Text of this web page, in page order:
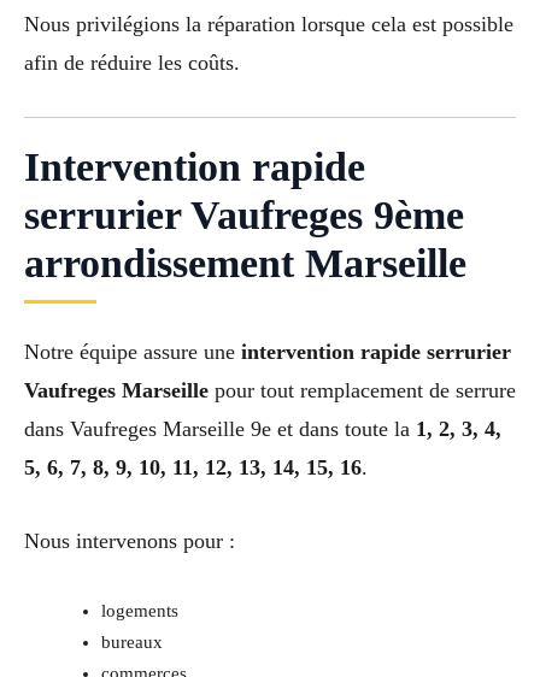
Nous privilégions la réparation lorsque cela est possible
afin de réduire les coûts.
Intervention rapide
serrurier Vaufreges 9ème
arrondissement Marseille
Notre équipe assure une intervention rapide serrurier
Vaufreges Marseille pour tout remplacement de serrure
dans Vaufreges Marseille 9e et dans toute la 1, 2, 3, 4,
5, 6, 7, 8, 9, 10, 11, 12, 13, 14, 15, 16.
Nous intervenons pour :
logements
bureaux